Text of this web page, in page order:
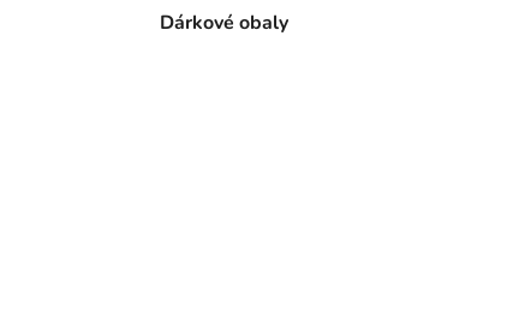
Dárkové obaly